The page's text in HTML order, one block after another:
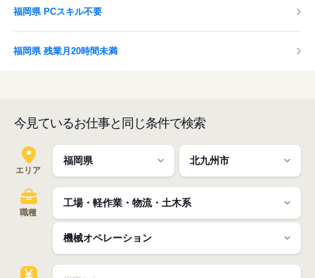
福岡県 PCスキル不要
福岡県 残業月20時間未満
今見ているお仕事と同じ条件で検索
エリア
職種